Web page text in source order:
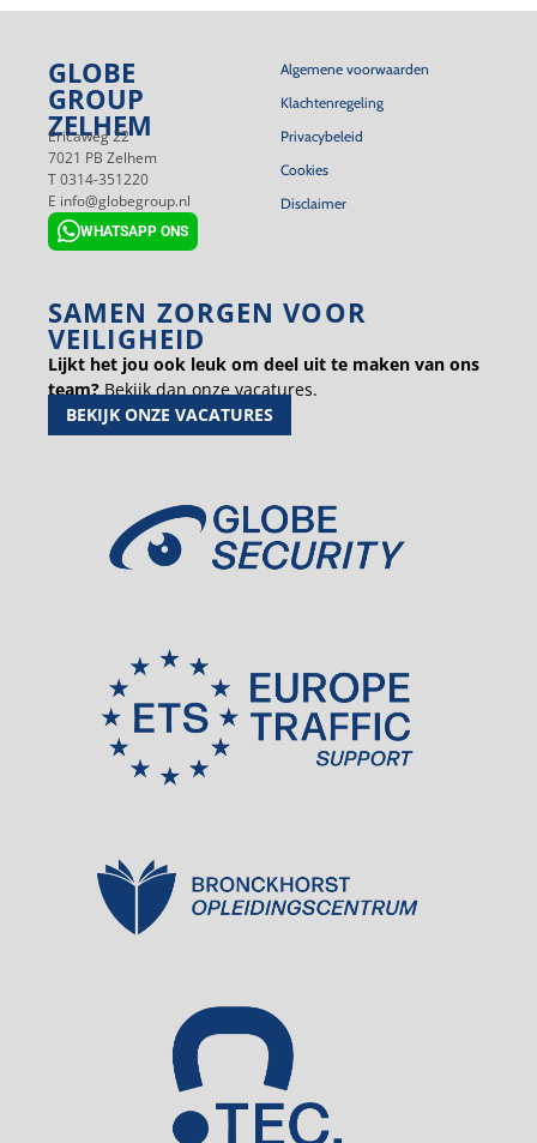
GLOBE
GROUP
ZELHEM
Ericaweg 22
7021 PB Zelhem
T 0314-351220
E info@globegroup.nl
WHATSAPP ONS
Algemene voorwaarden
Klachtenregeling
Privacybeleid
Cookies
Disclaimer
SAMEN ZORGEN VOOR
VEILIGHEID
Lijkt het jou ook leuk om deel uit te maken van ons
team? Bekijk dan onze vacatures.
BEKIJK ONZE VACATURES